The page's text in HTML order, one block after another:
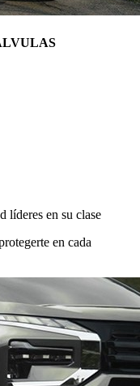
líderes en su clase
en cada